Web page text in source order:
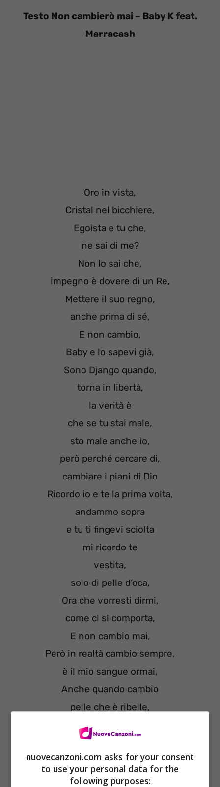
Testo Non cambierò mai – Baby K feat.
Marracash
Oro in vista,
Cristal nel bicchiere,
Egoista e tu che,
ne sai di me?
Non lo sai che,
impegno è dovere di un Re,
Mettere il suo regno,
anche prima di sé,
E non cambio,
Baby e lo sapevi già,
Sono Django quando,
torna in libertà,
la verità è
che se tu stai male,
sto male anche io,
però perché cercare di,
cambiare i piani di Dio
Ricordo io e te la prima volta,
andammo sopra
e tu ti fingevi sciolta
mi ricordo te
vestita,
solo di pelle d’oca,
Ora che vorresti dirmi,
come ci si comporta,
E non cambio mai,
Però in realtà cambio sempre,
è il mio sangue ormai,
Anche quando cambio
pelle che è ribelle,
Ora ribolle,
Mi dai del verme,
L’amore è un germe,
non se ne esce
nuovecanzoni.com asks for your consent
to use your personal data for the
following purposes: